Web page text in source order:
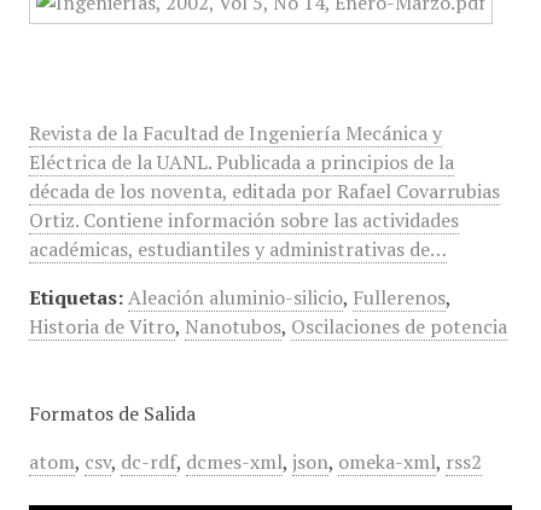
Revista de la Facultad de Ingeniería Mecánica y
Eléctrica de la UANL. Publicada a principios de la
década de los noventa, editada por Rafael Covarrubias
Ortiz. Contiene información sobre las actividades
académicas, estudiantiles y administrativas de…
Etiquetas: Aleación aluminio-silicio, Fullerenos,
Historia de Vitro, Nanotubos, Oscilaciones de potencia
Formatos de Salida
atom, csv, dc-rdf, dcmes-xml, json, omeka-xml, rss2